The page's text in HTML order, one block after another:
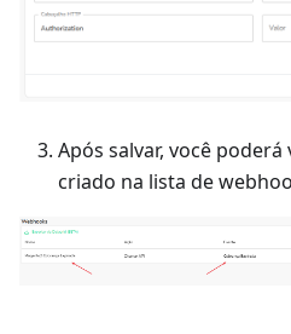
Após salvar, você
criado na lista de